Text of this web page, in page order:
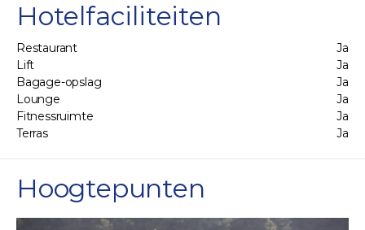
Hotelfaciliteiten
Restaurant
Ja
Lift
Ja
Bagage-opslag
Ja
Lounge
Ja
Fitnessruimte
Ja
Terras
Ja
Hoogtepunten